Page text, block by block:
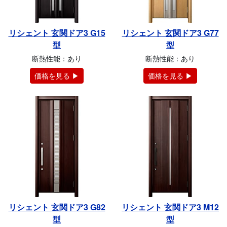
リシェント 玄関ドア3 G15
型
断熱性能：あり
価格を見る ▶
リシェント 玄関ドア3 G77
型
断熱性能：あり
価格を見る ▶
リシェント 玄関ドア3 G82
型
リシェント 玄関ドア3 M12
型